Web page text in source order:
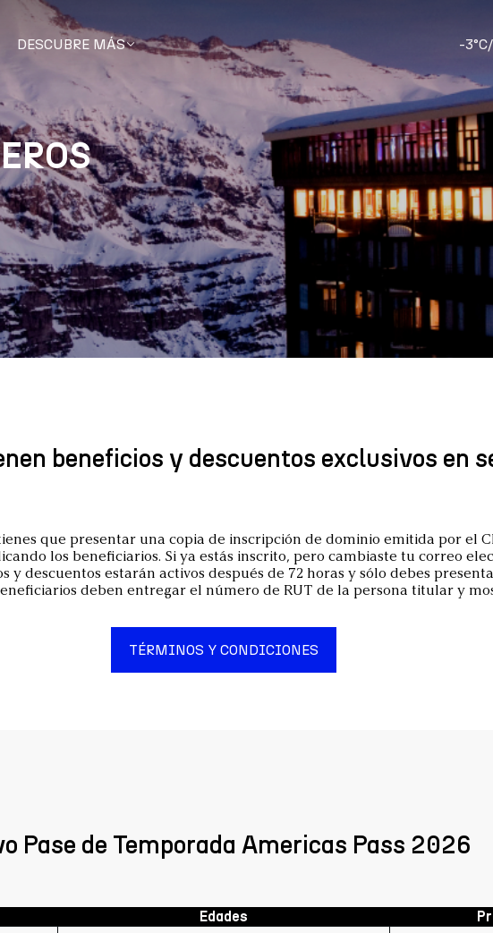
DESCUBRE MÁS -
beneficios y descuentos exclusivos en
que presentar una copia de inscripción de dominio emitida por el
los beneficiarios. Si ya estás inscrito, pero cambiaste tu correo
y descuentos estarán activos después de 72 horas y sólo debes
deben entregar el número de RUT de la persona titular y
TÉRMINOS Y CONDICIONES
Pase de Temporada Americas Pass 2026
Edades